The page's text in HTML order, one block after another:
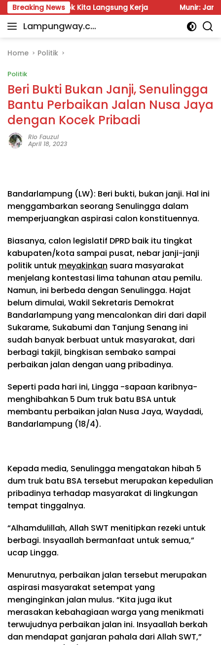
Skip
to
content
Breaking News
Besok Kita Langsung Kerja Munir: Jangan Dalih
Lampungway.co
Portal
Daerah
Terpercaya
dan
Terupdate
Home Politik
Politik
Beri Bukti Bukan Janji, Senulingga
Bantu Perbaikan Jalan Nusa Jaya
dengan Kocek Pribadi
Rio Fauzul
April 18, 2023
Bandarlampung (LW): Beri bukti, bukan janji. Hal ini
menggambarkan seorang Senulingga dalam
memperjuangkan aspirasi calon konstituennya.
Biasanya, calon legislatif DPRD baik itu tingkat
kabupaten/kota sampai pusat, nebar janji-janji
politik untuk meyakinkan suara masyarakat
menjelang kontestasi lima tahunan atau pemilu.
Namun, ini berbeda dengan Senulingga. Hajat
belum dimulai, Wakil Sekretaris Demokrat
Bandarlampung yang mencalonkan diri dari dapil
Sukarame, Sukabumi dan Tanjung Senang ini
sudah banyak berbuat untuk masyarakat, dari
berbagi takjil, bingkisan sembako sampai
perbaikan jalan dengan uang pribadinya.
Seperti pada hari ini, Lingga -sapaan karibnya-
menghibahkan 5 Dum truk batu BSA untuk
membantu perbaikan jalan Nusa Jaya, Waydadi,
Bandarlampung (18/4).
Kepada media, Senulingga mengatakan hibah 5
dum truk batu BSA tersebut merupakan kepedulian
pribadinya terhadap masyarakat di lingkungan
tempat tinggalnya.
“Alhamdulillah, Allah SWT menitipkan rezeki untuk
berbagi. Insyaallah bermanfaat untuk semua,”
ucap Lingga.
Menurutnya, perbaikan jalan tersebut merupakan
aspirasi masyarakat setempat yang
menginginkan jalan mulus. “Kita juga ikut
merasakan kebahagiaan warga yang menikmati
terwujudnya perbaikan jalan ini. Insyaallah berkah
dan mendapat ganjaran pahala dari Allah SWT,”